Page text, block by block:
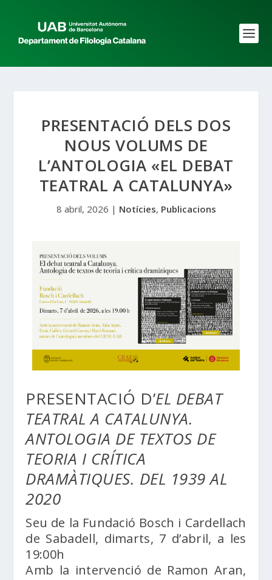
PRESENTACIÓ DELS DOS
NOUS VOLUMS DE
L’ANTOLOGIA «EL DEBAT
TEATRAL A CATALUNYA»
8 abril, 2026 | Notícies, Publicacions
PRESENTACIÓ D’EL DEBAT
TEATRAL A CATALUNYA.
ANTOLOGIA DE TEXTOS DE
TEORIA I CRÍTICA
DRAMÀTIQUES. DEL 1939 AL
2020
Seu de la Fundació Bosch i Cardellach
de Sabadell, dimarts, 7 d’abril, a les
19:00h
Amb la intervenció de Ramon Aran,